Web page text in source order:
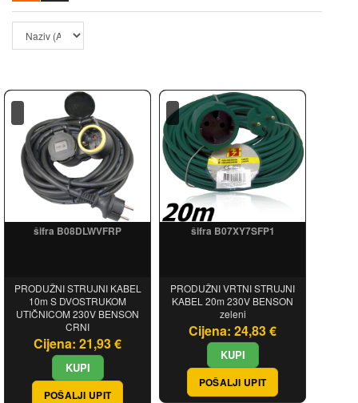
šifra B08DLWVFRP
PRODUŽNI STRUJNI KABEL
10m S DVOSTRUKOM
UTIČNICOM 230V BENSON
CRNI
Cijena: 21,93 €
POŠALJI UPIT
šifra B07XY7SFP1
PRODUŽNI VRTNI STRUJNI
KABEL 20m 230V BENSON
zeleni
Cijena: 24,83 €
POŠALJI UPIT